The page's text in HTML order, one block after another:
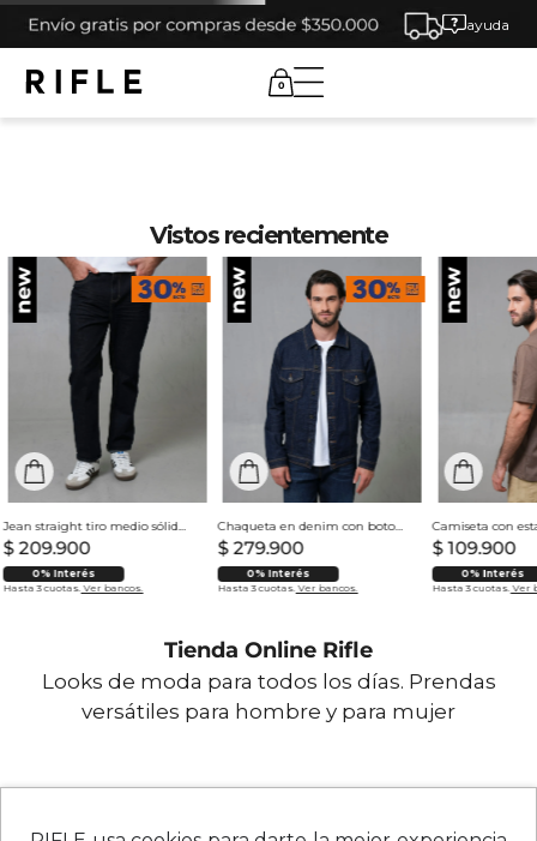
ayuda
0
Vistos recientemente
Jean straight tiro medio sólido para hombre
$ 209.900
0% Interés
Hasta 3 cuotas. Ver bancos.
Chaqueta en denim con botones para hombre
$ 279.900
0% Interés
Hasta 3 cuotas. Ver bancos.
$ 109.900
0% Interés
Hasta 3 cuotas. Ver
Tienda Online Rifle
Looks de moda para todos los días. Prendas
versátiles para hombre y para mujer